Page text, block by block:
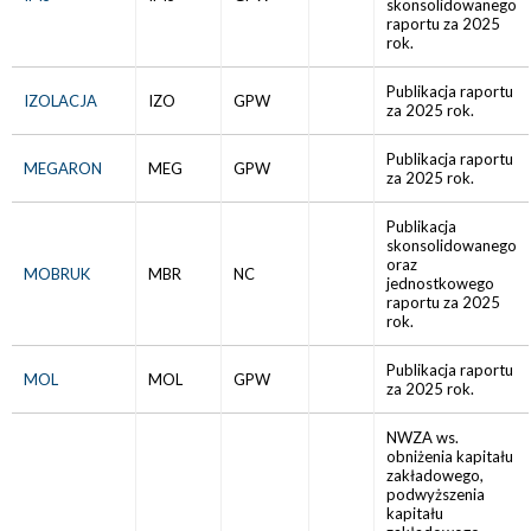
skonsolidowanego
raportu za 2025
rok.
IZOLACJA IZO GPW
Publikacja raportu
za 2025 rok.
MEGARON MEG GPW
Publikacja raportu
za 2025 rok.
MOBRUK MBR NC
Publikacja
skonsolidowanego
oraz
jednostkowego
raportu za 2025
rok.
MOL MOL GPW
Publikacja raportu
za 2025 rok.
NWZA ws.
obniżenia kapitału
zakładowego,
podwyższenia
kapitału